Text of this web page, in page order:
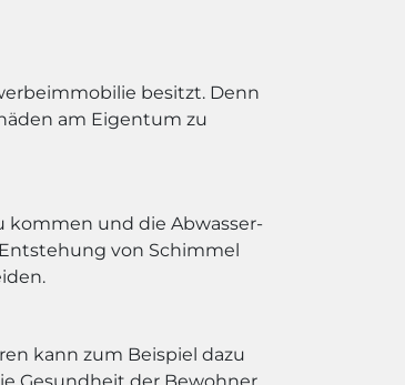
besitzt. Denn
am Eigentum zu
kommen und die Abwasser-
von Schimmel
kann zum Beispiel dazu